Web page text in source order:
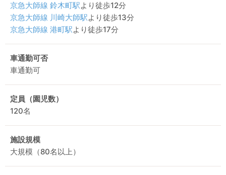
京急大師線 鈴木町駅より徒歩12分
京急大師線 川崎大師駅より徒歩13分
京急大師線 港町駅より徒歩17分
車通勤可否
車通勤可
定員（園児数）
120名
施設規模
大規模（80名以上）